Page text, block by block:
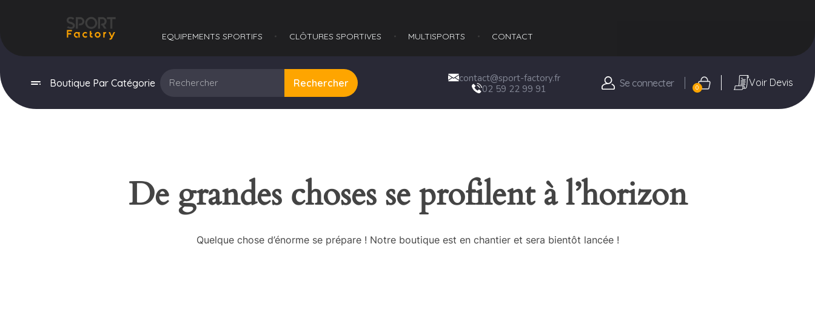
EQUIPEMENTS SPORTIFS​ CLÔTURES SPORTIVES MULTISPORTS​ CONTACT
Boutique Par Catégorie Rechercher
contact@sport-factory.fr
02 59 22 99 91
Se connecter 0 Voir Devis
De grandes choses se profilent à l’horizon
Quelque chose d’énorme se prépare ! Notre boutique est en chantier et sera bientôt lancée !